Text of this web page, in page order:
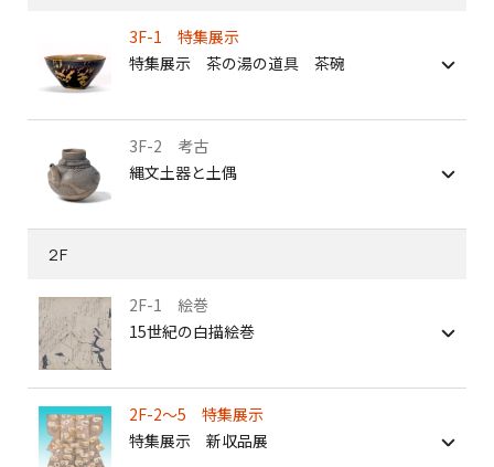
3F-1 特集展示
特集展示 茶の湯の道具 茶碗
3F-2 考古
縄文土器と土偶
2F
2F-1 絵巻
15世紀の白描絵巻
2F-2～5 特集展示
特集展示 新収品展